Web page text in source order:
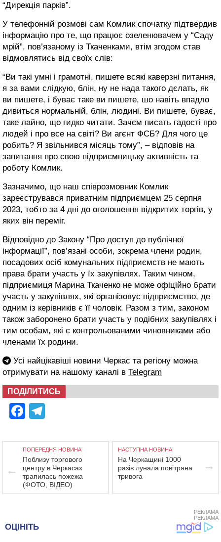
“Дирекція парків”.
У телефонній розмові сам Комлик спочатку підтвердив
інформацію про те, що працює озеленювачем у “Саду
мрій”, пов’язаному із Ткаченками, втім згодом став
відмовлятись від своїх слів:
“Ви такі умні і грамотні, пишете всякі каверзні питання,
я за вами слідкую, блін, ну не нада такого дєлать, як
ви пишете, і буває таке ви пишете, шо навіть впадло
дивиться нормальній, блін, людині. Ви пишете, буває,
таке лайно, що гидко читати. Зачєм писать гадості про
людей і про все на світі? Ви агєнт ФСБ? Для чого це
робить? Я звільнився місяць тому”, – відповів на
запитання про свою підприємницьку активність та
роботу Комлик.
Зазначимо, що наш співрозмовник Комлик
зареєструвався приватним підприємцем 25 серпня
2023, тобто за 4 дні до оголошення відкритих торгів, у
яких він переміг.
Відповідно до Закону “Про доступ до публічної
інформації”, пов’язані особи, зокрема члени родин,
посадових осіб комунальних підприємств не мають
права брати участь у їх закупівлях. Таким чином,
підприємиця Марина Ткаченко не може офіційно брати
участь у закупівлях, які організовує підприємство, де
одним із керівників є її чоловік. Разом з тим, законом
також заборонено брати участь у подібних закупівлях і
тим особам, які є контрольованими чиновниками або
членами їх родини.
Усі найцікавіші новини Черкас та регіону можна
отримувати на нашому каналі в Telegram
ПОДІЛИТИСЬ
Facebook
ПОПЕРЕДНЯ НОВИНА
Поблизу торгового
центру в Черкасах
трапилась пожежа
(ФОТО, ВІДЕО)
НАСТУПНА НОВИНА
На Черкащині 1000
разів лунала повітряна
тривога
РЕКЛАМА
РЕКЛАМА